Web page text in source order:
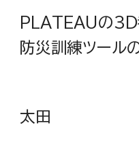
PLATEAUの3D
防災訓練ツール
太田